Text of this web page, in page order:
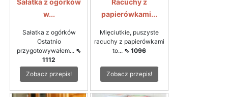
w...
Sałatka z ogórków
Ostatnio
przygotowywałem... ⇖
1112
Zobacz przepis!
papierówkami...
Mięciutkie, puszyste
racuchy z papierówkami
to... ⇖ 1096
Zobacz przepis!